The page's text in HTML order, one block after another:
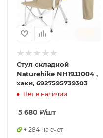
Стул складной
Naturehike NH19JJ004 ,
хаки, 6927595739303
Нет в наличии
5 680 ₽/шт
+ 284 на счет